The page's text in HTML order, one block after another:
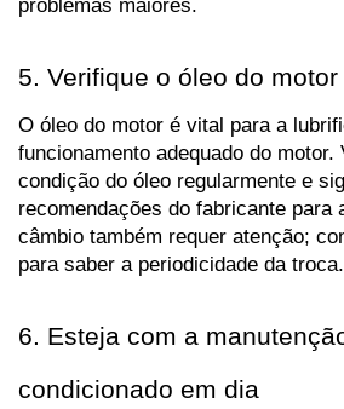
problemas maiores.
5. Verifique o óleo do
O óleo do motor é vital para a
funcionamento adequado do
condição do óleo regularmente e
recomendações do fabricante para
câmbio também requer atenção;
para saber a periodicidade da troca.
6. Esteja com a
condicionado em dia